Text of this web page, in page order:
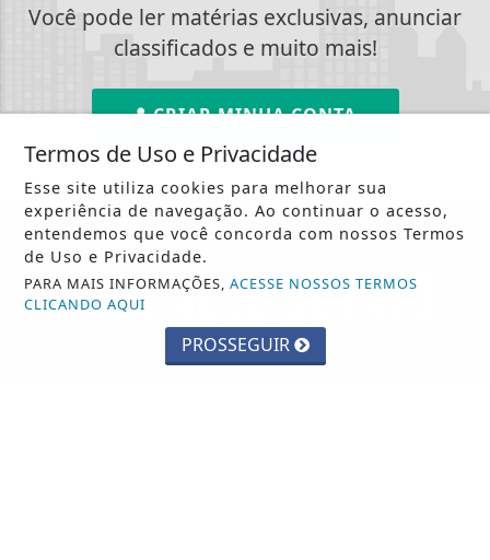
Você pode ler matérias exclusivas, anunciar
classificados e muito mais!
CRIAR MINHA CONTA
Termos de Uso e Privacidade
Esse site utiliza cookies para melhorar sua
experiência de navegação. Ao continuar o acesso,
entendemos que você concorda com nossos Termos
de Uso e Privacidade.
PARA MAIS INFORMAÇÕES,ACESSE NOSSOS TERMOS
CLICANDO AQUI
PROSSEGUIR